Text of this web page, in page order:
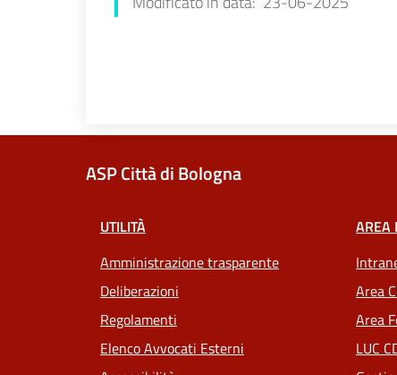
ASP Città di Bologna
UTILITÀ
Amministrazione trasparente
Deliberazioni
Regolamenti
Elenco Avvocati Esterni
AREA
Area
Area
LUC